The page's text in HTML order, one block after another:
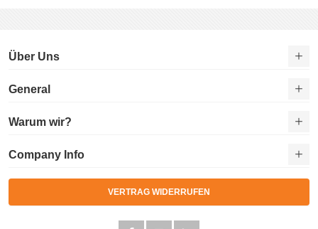
Über Uns
General
Warum wir?
Company Info
VERTRAG WIDERRUFEN